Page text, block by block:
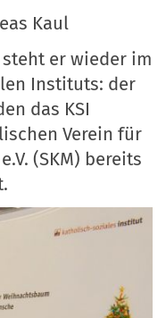
Kaul
steht er wieder im
Instituts: der
das KSI
Verein für
(SKM) bereits